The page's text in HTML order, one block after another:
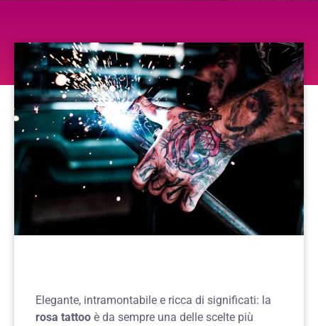
Elegante, intramontabile e ricca di significati: la
rosa tattoo è da sempre una delle scelte più